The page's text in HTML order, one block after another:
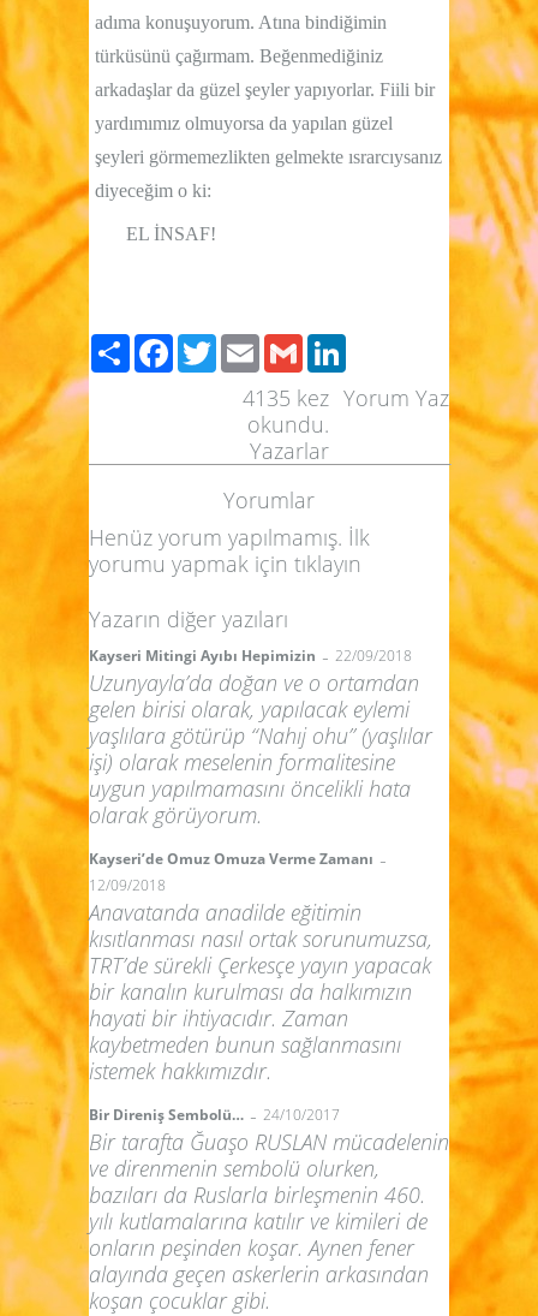
adıma konuşuyorum. Atına bindiğimin
türküsünü çağırmam. Beğenmediğiniz
arkadaşlar da güzel şeyler yapıyorlar. Fiili bir
yardımımız olmuyorsa da yapılan güzel
şeyleri görmemezlikten gelmekte ısrarcıysanız
diyeceğim o ki:
EL İNSAF!
PaylaşFacebook
TwitterEmailGmail
Yorum Yaz
4135 kez
okundu.
Yazarlar
Yorumlar
Henüz yorum yapılmamış. İlk
yorumu yapmak için tıklayın
Yazarın diğer yazıları
Kayseri Mitingi Ayıbı Hepimizin - 22/09/2018
Uzunyayla’da doğan ve o ortamdan
gelen birisi olarak, yapılacak eylemi
yaşlılara götürüp “Nahıj ohu” (yaşlılar
işi) olarak meselenin formalitesine
uygun yapılmamasını öncelikli hata
olarak görüyorum.
Kayseri’de Omuz Omuza Verme Zamanı -
12/09/2018
Anavatanda anadilde eğitimin
kısıtlanması nasıl ortak sorunumuzsa,
TRT’de sürekli Çerkesçe yayın yapacak
bir kanalın kurulması da halkımızın
hayati bir ihtiyacıdır. Zaman
kaybetmeden bunun sağlanmasını
istemek hakkımızdır.
Bir Direniş Sembolü… - 24/10/2017
Bir tarafta Ğuaşo RUSLAN mücadelenin
ve direnmenin sembolü olurken,
bazıları da Ruslarla birleşmenin 460.
yılı kutlamalarına katılır ve kimileri de
onların peşinden koşar. Aynen fener
alayında geçen askerlerin arkasından
koşan çocuklar gibi.